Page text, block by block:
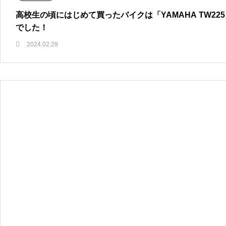
高校生の頃にはじめて買ったバイクは「YAMAHA
でした！
2024.02.29